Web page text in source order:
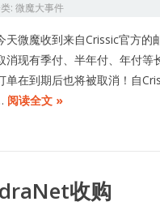
: 微魔大事件
天微魔收到来自Crissic官方的
消现有季付、半年付、年付等
单在到期后也将被取消！自
阅读全文 »
收购